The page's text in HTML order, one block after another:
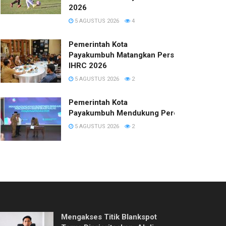
2026
5 AGUSTUS 2026 4
Pemerintah Kota
Payakumbuh Matangkan Persiapan
IHRC 2026
5 AGUSTUS 2026 2
Pemerintah Kota
Payakumbuh Mendukung Percepatan
5 AGUSTUS 2026 2
Mengakses Titik Blankspot